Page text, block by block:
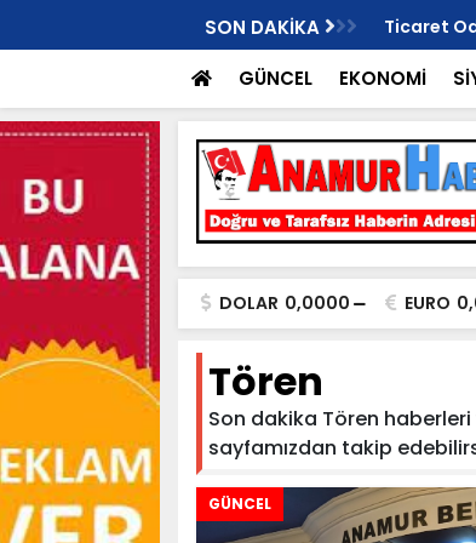
SON DAKİKA
Harekete Geçme Zamanı!" Ticaret
GÜNCEL EKONOMİ
DOLAR 0,0000 EURO
Tören
Son dakika Tören
sayfamızdan takip
GÜNCEL